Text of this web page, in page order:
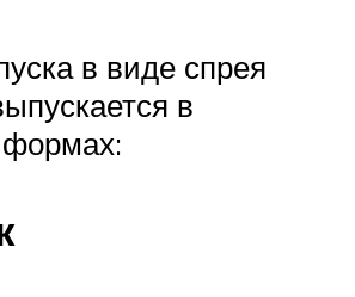
в виде спрея
в